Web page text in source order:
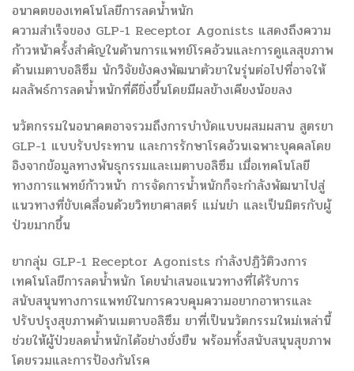
อนาคตของเทคโนโลยีการลดน้ำหนัก
ความสำเร็จของ GLP-1 Receptor Agonists แสดงถึงความ
ก้าวหน้าครั้งสำคัญในด้านการแพทย์โรคอ้วนและการดูแลสุขภาพ
ด้านเมตาบอลิซึม นักวิจัยยังคงพัฒนาตัวยาในรุ่นต่อไปที่อาจให้
ผลลัพธ์การลดน้ำหนักที่ดียิ่งขึ้นโดยมีผลข้างเคียงน้อยลง
นวัตกรรมในอนาคตอาจรวมถึงการบำบัดแบบผสมผสาน สูตรยา
GLP-1 แบบรับประทาน และการรักษาโรคอ้วนเฉพาะบุคคลโดย
อิงจากข้อมูลทางพันธุกรรมและเมตาบอลิซึม เมื่อเทคโนโลยี
ทางการแพทย์ก้าวหน้า การจัดการน้ำหนักก็จะกำลังพัฒนาไปสู่
แนวทางที่ขับเคลื่อนด้วยวิทยาศาสตร์ แม่นยำ และเป็นมิตรกับผู้
ป่วยมากขึ้น
ยากลุ่ม GLP-1 Receptor Agonists กำลังปฏิวัติวงการ
เทคโนโลยีการลดน้ำหนัก โดยนำเสนอแนวทางที่ได้รับการ
สนับสนุนทางการแพทย์ในการควบคุมความอยากอาหารและ
ปรับปรุงสุขภาพด้านเมตาบอลิซึม ยาที่เป็นนวัตกรรมใหม่เหล่านี้
ช่วยให้ผู้ป่วยลดน้ำหนักได้อย่างยั่งยืน พร้อมทั้งสนับสนุนสุขภาพ
โดยรวมและการป้องกันโรค